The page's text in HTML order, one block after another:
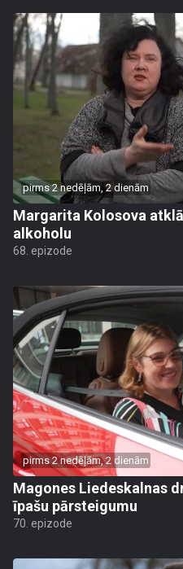
pirms 2 nedēļām, 2 dienām
Margarita Kolosova
alkoholu
68. epizode
pirms 2 nedēļām, 2 dienām
Magones Liedeskalnas
īpašu pārsteigumu
70. epizode